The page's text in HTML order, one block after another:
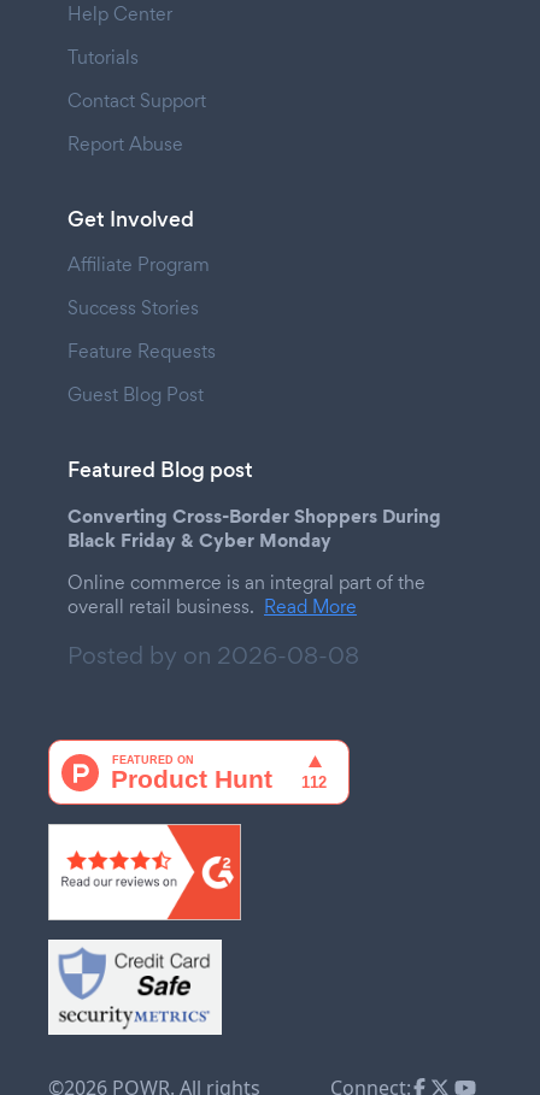
Help Center
Tutorials
Contact Support
Report Abuse
Get Involved
Affiliate Program
Success Stories
Feature Requests
Guest Blog Post
Featured Blog post
Converting Cross-Border Shoppers During
Black Friday & Cyber Monday
Online commerce is an integral part of the
overall retail business. Read More
Posted by on 2026-08-08
©2026 POWR. All rights Connect: